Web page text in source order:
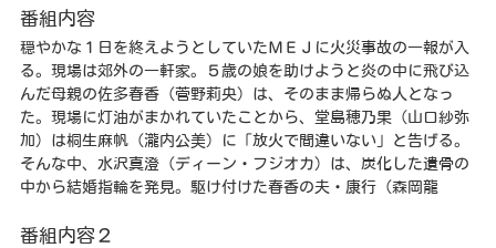
番組内容
穏やかな１日を終えようとしていたＭＥＪに火災事故の一報が入
る。現場は郊外の一軒家。５歳の娘を助けようと炎の中に飛び込
んだ母親の佐多春香（菅野莉央）は、そのまま帰らぬ人となっ
た。現場に灯油がまかれていたことから、堂島穂乃果（山口紗弥
加）は桐生麻帆（瀧内公美）に「放火で間違いない」と告げる。
そんな中、水沢真澄（ディーン・フジオカ）は、炭化した遺骨の
中から結婚指輪を発見。駆け付けた春香の夫・康行（森岡龍
番組内容２